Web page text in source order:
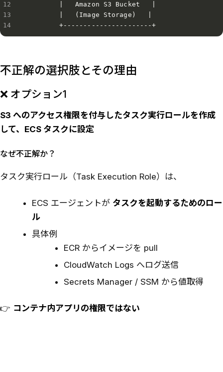
        |   Amazon S3 Bucket   |
        |   (Image Storage)   |
不正解の選択肢とその理由
❌ オプション1
S3 へのアクセス権限を付与したタスク実行ロールを作成
して、ECS タスクに設定
なぜ不正解か？
タスク実行ロール（Task Execution Role）は、
ECS エージェントが タスクを起動するためのロー
ル
具体例
ECR からイメージを pull
CloudWatch Logs へログ送信
Secrets Manager / SSM から値取得
👉 コンテナ内アプリの権限ではない